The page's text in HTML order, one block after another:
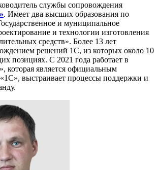
службы сопровождения
. Имеет два высших образования по
и муниципальное
и технологии изготовления
средств». Более 13 лет
решений 1С, из которых около 10
позициях. С 2021 года работает в
которая является официальным
выстраивает процессы поддержки и